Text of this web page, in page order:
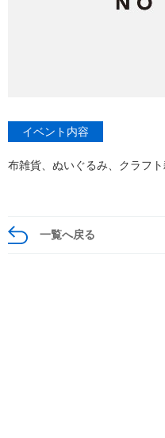
イベント内容
布雑貨、ぬいぐるみ、クラフ
一覧へ戻る